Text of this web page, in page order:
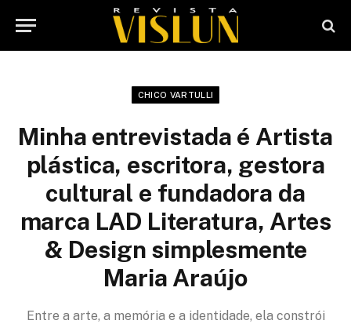
CHICO VARTULLI
Minha entrevistada é Artista
plástica, escritora, gestora
cultural e fundadora da
marca LAD Literatura, Artes
& Design simplesmente
Maria Araújo
Entre a arte, a memória e a identidade, ela constrói